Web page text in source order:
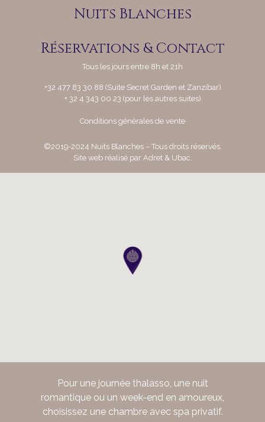
Nuits Blanches
Réservations & Contact
Tous les jours entre 8h et 21h
+32 477 83 30 88 (Suite Secret Garden et Zanzibar)
+ 32 4 343 00 23 (pour les autres suites)
Conditions générales de vente
©2019-2024 Nuits Blanches – Tous droits réservés.
Site web réalisé par Adret & Ubac
Pour une journée thalasso, une nuit
romantique ou un week-end en amoureux,
choisissez une chambre avec spa privatif.